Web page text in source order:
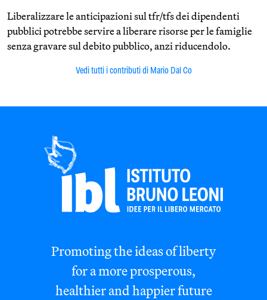
Liberalizzare le anticipazioni sul tfr/tfs dei dipendenti
pubblici potrebbe servire a liberare risorse per le famiglie
senza gravare sul debito pubblico, anzi riducendolo.
Vedi tutti i contributi di Mario Dal Co
Promoting the ideas of liberty
for a more prosperous,
healthier and happier future